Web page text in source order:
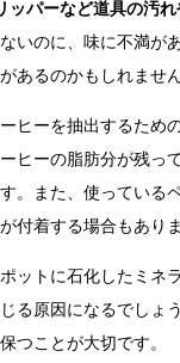
ッパーなど道具の汚
いのに、味に不満が
あるのかもしれません
ヒーを抽出するため
ヒーの脂肪分が残っ
。また、使っている
付着する場合もありま
ットに石化したミネ
る原因になるでしょ
つことが大切です。